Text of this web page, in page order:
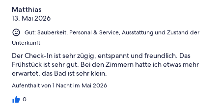
Schlecht
Ungenügend
Matthias
13. Mai 2026
Gut: Sauberkeit, Personal & Service, Ausstattung und Zustand der
Unterkunft
Der Check-In ist sehr zügig, entspannt und freundlich. Das
Frühstück ist sehr gut. Bei den Zimmern hatte ich etwas mehr
erwartet, das Bad ist sehr klein.
Aufenthalt von 1 Nacht im Mai 2026
0